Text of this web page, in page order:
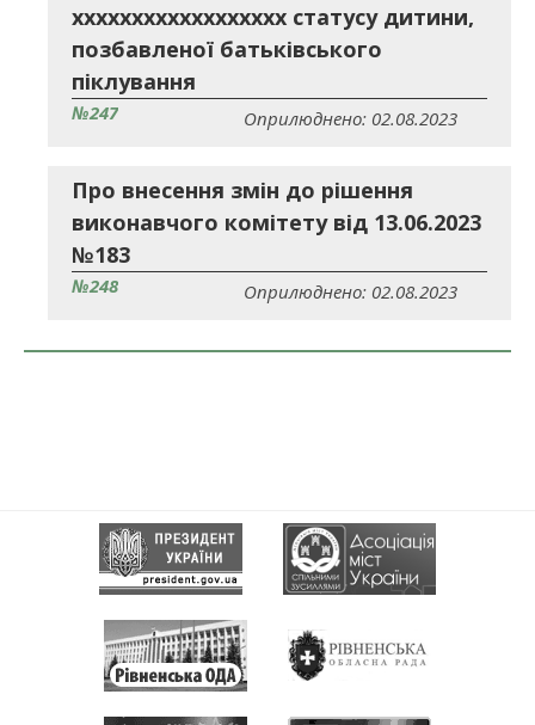
хххххххххххххххххх статусу дитини,
позбавленої батьківського
піклування
№247 Оприлюднено: 02.08.2023
Про внесення змін до рішення
виконавчого комітету від 13.06.2023
№183
№248 Оприлюднено: 02.08.2023